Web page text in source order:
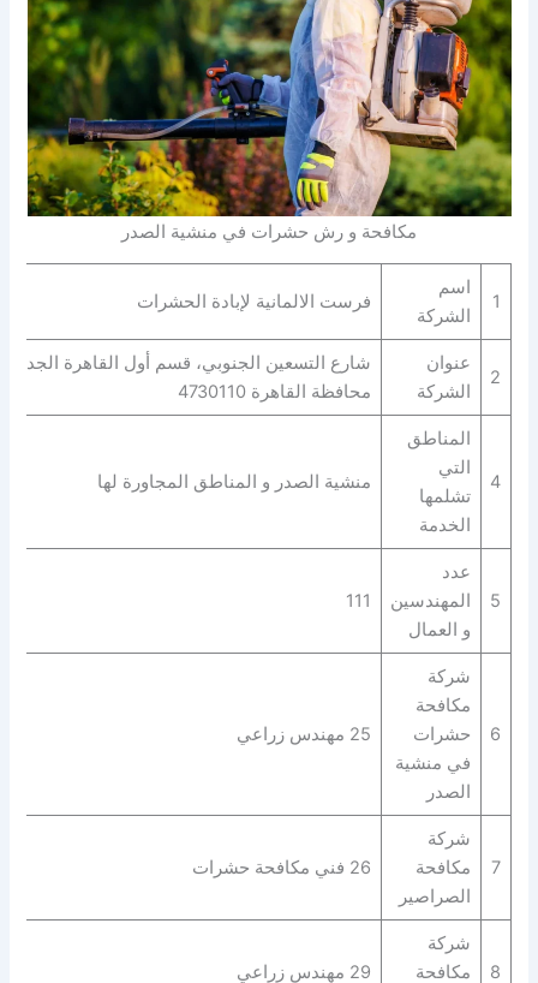
مكافحة و رش حشرات في منشية الصدر
1
اسم
الشركة
فرست الالمانية لإبادة الحشرات
2
عنوان
الشركة
شارع التسعين الجنوبي، قسم أول القاهرة
محافظة القاهرة‬ 4730110
4
المناطق
التي
تشلمها
الخدمة
منشية الصدر و المناطق المجاورة لها
5
عدد
المهندسين
و العمال
111
6
شركة
مكافحة
حشرات
في منشية
الصدر
25 مهندس زراعي
7
شركة
مكافحة
الصراصير
26 فني مكافحة حشرات
8
شركة
مكافحة
29 مهندس زراعي